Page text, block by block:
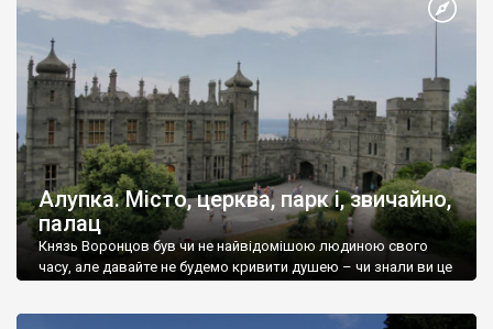
Алупка. Місто, церква, парк і, звичайно,
палац
Князь Воронцов був чи не найвідомішою людиною свого
часу, але давайте не будемо кривити душею – чи знали ви це